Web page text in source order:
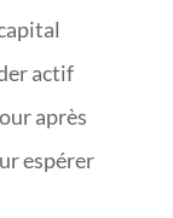
actif
après
espérer